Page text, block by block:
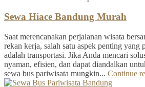
Sewa Hiace Bandung Murah
Saat merencanakan perjalanan wisata
rekan kerja, salah satu aspek penting yang
adalah transportasi. Jika Anda mencari
nyaman, efisien, dan dapat diandalkan
sewa bus pariwisata mungkin... Continue